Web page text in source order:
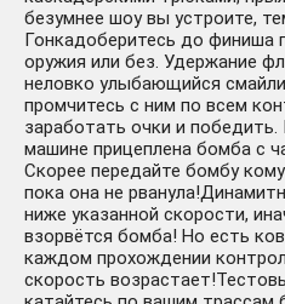
безумнее шоу вы устроите,
Гонкадоберитесь до финиша
оружия или без. Удержание
неловко улыбающийся
промчитесь с ним по всем
заработать очки и
машине прицеплена бомба с
Скорее передайте бомбу
пока она не
ниже указанной скорости,
взорвётся бомба! Но есть
каждом прохождении
скорость